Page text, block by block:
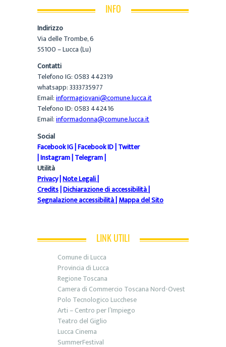
INFO
Indirizzo
Via delle Trombe, 6
55100 – Lucca (Lu)
Contatti
Telefono IG: 0583 442319
whatsapp: 3333735977
Email:informagiovani@comune.lucca.it
Telefono ID: 0583 442416
Email:informadonna@comune.lucca.it
Social
Facebook IG|Facebook ID|Twitter
|Instagram|Telegram|
Utilità
Privacy|Note Legali|
Credits|Dichiarazione di accessibilità|
Segnalazione accessibilità|Mappa del Sito
LINK UTILI
Comune di Lucca
Provincia di Lucca
Regione Toscana
Camera di Commercio Toscana Nord-Ovest
Polo Tecnologico Lucchese
Arti – Centro per l’Impiego
Teatro del Giglio
Lucca Cinema
SummerFestival